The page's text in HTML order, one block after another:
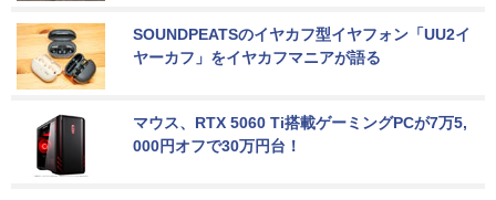
SOUNDPEATSのイヤカフ型イヤフォン「UU2イ
ヤーカフ」をイヤカフマニアが語る
マウス、RTX 5060 Ti搭載ゲーミングPCが7万5,
000円オフで30万円台！